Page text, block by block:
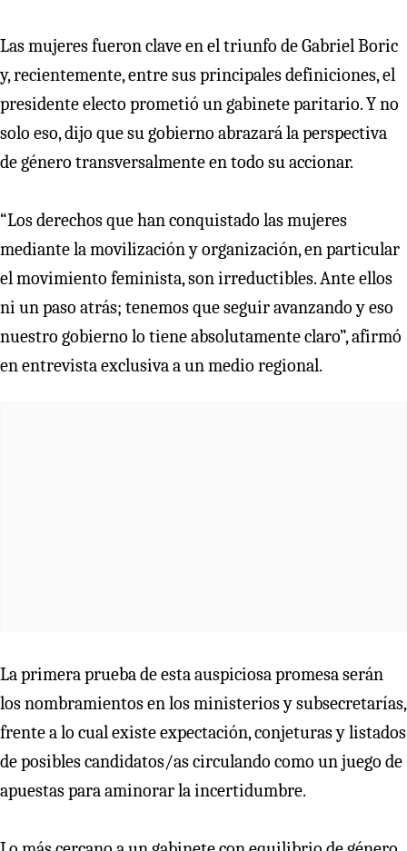
Las mujeres fueron clave en el triunfo de Gabriel Boric
y, recientemente, entre sus principales definiciones, el
presidente electo prometió un gabinete paritario. Y no
solo eso, dijo que su gobierno abrazará la perspectiva
de género transversalmente en todo su accionar.
“Los derechos que han conquistado las mujeres
mediante la movilización y organización, en particular
el movimiento feminista, son irreductibles. Ante ellos
ni un paso atrás; tenemos que seguir avanzando y eso
nuestro gobierno lo tiene absolutamente claro”, afirmó
en entrevista exclusiva a un medio regional.
La primera prueba de esta auspiciosa promesa serán
los nombramientos en los ministerios y subsecretarías,
frente a lo cual existe expectación, conjeturas y listados
de posibles candidatos/as circulando como un juego de
apuestas para aminorar la incertidumbre.